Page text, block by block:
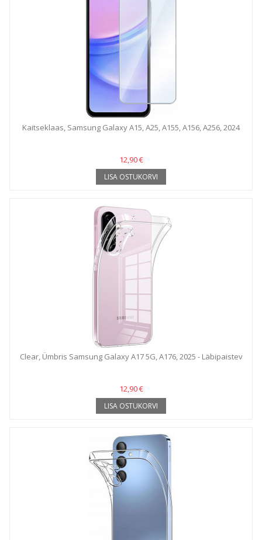
Kaitseklaas, Samsung Galaxy A15, A25, A155, A156, A256, 2024
12,90 €
LISA OSTUKORVI
Clear, Ümbris Samsung Galaxy A17 5G, A176, 2025 - Läbipaistev
12,90 €
LISA OSTUKORVI